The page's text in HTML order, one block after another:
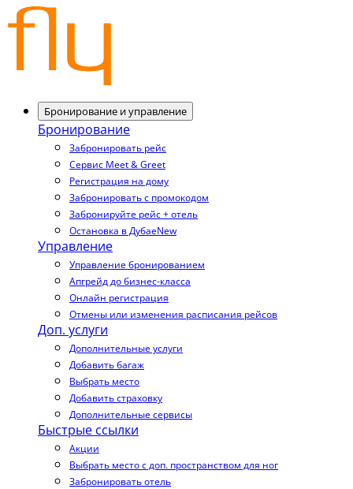
Бронирование и управление
Бронирование
Забронировать рейс
Сервис Meet & Greet
Регистрация на дому
Забронировать с промокодом
Забронируйте рейс + отель
Остановка в ДубаеNew
Управление
Управление бронированием
Апгрейд до бизнес-класса
Онлайн регистрация
Отмены или изменения расписания рейсов
Доп. услуги
Дополнительные услуги
Добавить багаж
Выбрать место
Добавить страховку
Дополнительные сервисы
Быстрые ссылки
Акции
Выбрать место с доп. пространством для ног
Забронировать отель